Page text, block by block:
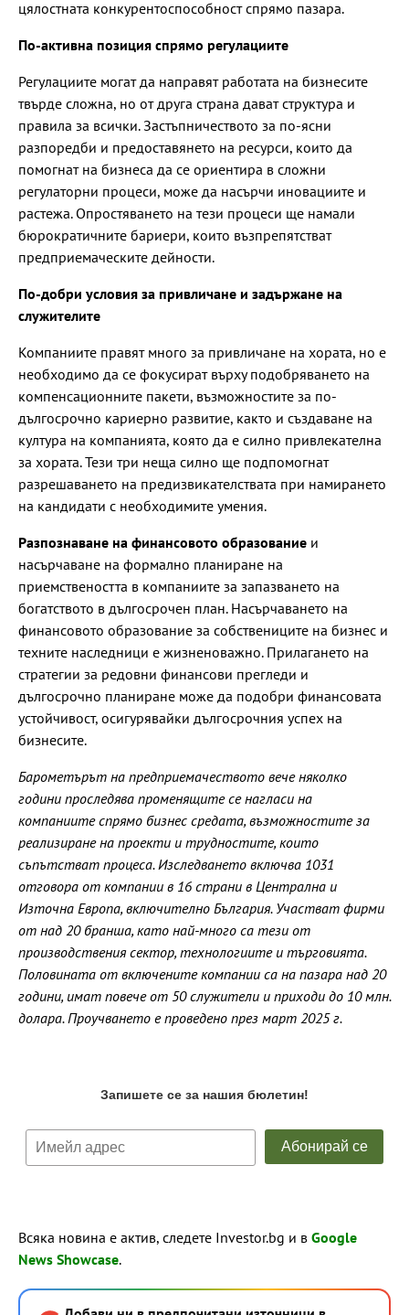
цялостната конкурентоспособност спрямо пазара.
По-активна позиция спрямо регулациите
Регулациите могат да направят работата на бизнесите
твърде сложна, но от друга страна дават структура и
правила за всички. Застъпничеството за по-ясни
разпоредби и предоставянето на ресурси, които да
помогнат на бизнеса да се ориентира в сложни
регулаторни процеси, може да насърчи иновациите и
растежа. Опростяването на тези процеси ще намали
бюрократичните бариери, които възпрепятстват
предприемаческите дейности.
По-добри условия за привличане и задържане на
служителите
Компаниите правят много за привличане на хората, но е
необходимо да се фокусират върху подобряването на
компенсационните пакети, възможностите за по-
дългосрочно кариерно развитие, както и създаване на
култура на компанията, която да е силно привлекателна
за хората. Тези три неща силно ще подпомогнат
разрешаването на предизвикателствата при намирането
на кандидати с необходимите умения.
Разпознаване на финансовото образование и
насърчаване на формално планиране на
приемствеността в компаниите за запазването на
богатството в дългосрочен план. Насърчаването на
финансовото образование за собствениците на бизнес и
техните наследници е жизненоважно. Прилагането на
стратегии за редовни финансови прегледи и
дългосрочно планиране може да подобри финансовата
устойчивост, осигурявайки дългосрочния успех на
бизнесите.
Барометърът на предприемачеството вече няколко
години проследява променящите се нагласи на
компаниите спрямо бизнес средата, възможностите за
реализиране на проекти и трудностите, които
съпътстват процеса. Изследването включва 1031
отговора от компании в 16 страни в Централна и
Източна Европа, включително България. Участват фирми
от над 20 бранша, като най-много са тези от
производствения сектор, технологиите и търговията.
Половината от включените компании са на пазара над 20
години, имат повече от 50 служители и приходи до 10 млн.
долара. Проучването е проведено през март 2025 г.
Всяка новина е актив, следете Investor.bg и в Google
News Showcase.